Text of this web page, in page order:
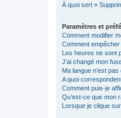
À quoi sert «
Paramètres et
Comment modifier
Comment
Les heures ne sont
J’ai changé mon
Ma langue n’est
A quoi
Comment puis-je
Qu’est-ce que mon
Lorsque je clique